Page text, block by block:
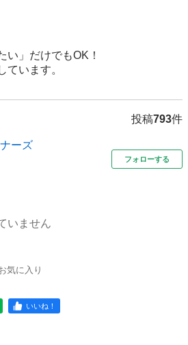
い」だけでもOK！
ています。
投稿793件
ーズ
フォローする
いません
気に入り
いいね！